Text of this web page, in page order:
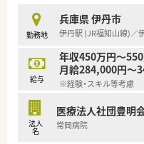
があるのも特徴です
勤務地
兵庫県 伊丹市
伊丹駅 (JR福知山線)／
給与
年収450万円～
月給284,000円～
※経験・スキル等考慮
法人
名
医療法人社団豊明
常岡病院